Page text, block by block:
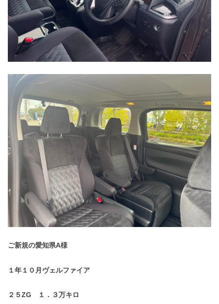
ご新規の愛知県A様
１年１０月ヴェルファイア
２５ZG １．３万キロ